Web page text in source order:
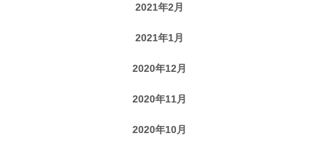
2021年2月
2021年1月
2020年12月
2020年11月
2020年10月